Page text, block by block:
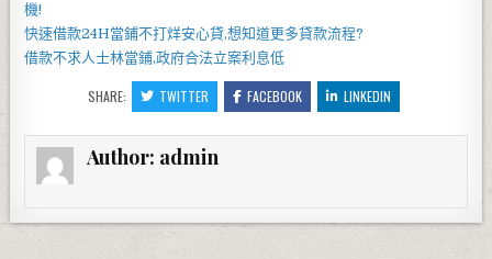
機!
快速借款24H當鋪不打烊安心貸,想知道更多貸款流程?
借款不求人士林當鋪,政府合法立案利息低
SHARE: TWITTER FACEBOOK LINKEDIN
Author: admin